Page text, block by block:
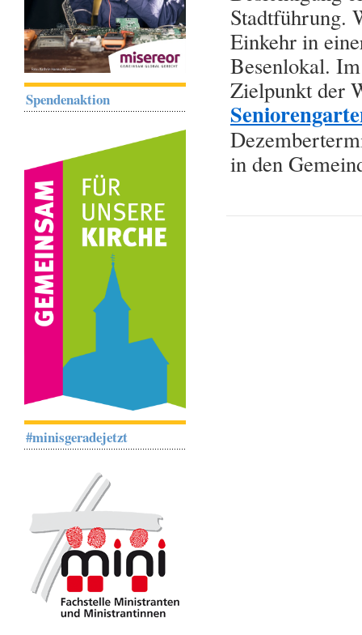
Stadtführung.
Einkehr in
Besenlokal.
Zielpunkt der
in den
Spendenaktion
#minisgeradejetzt